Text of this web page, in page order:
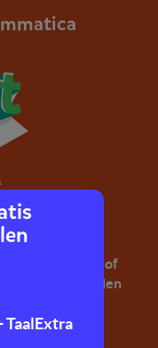
Squla.
ij
ou? En met ei of
aan woorden
tijger.
TaalExtra